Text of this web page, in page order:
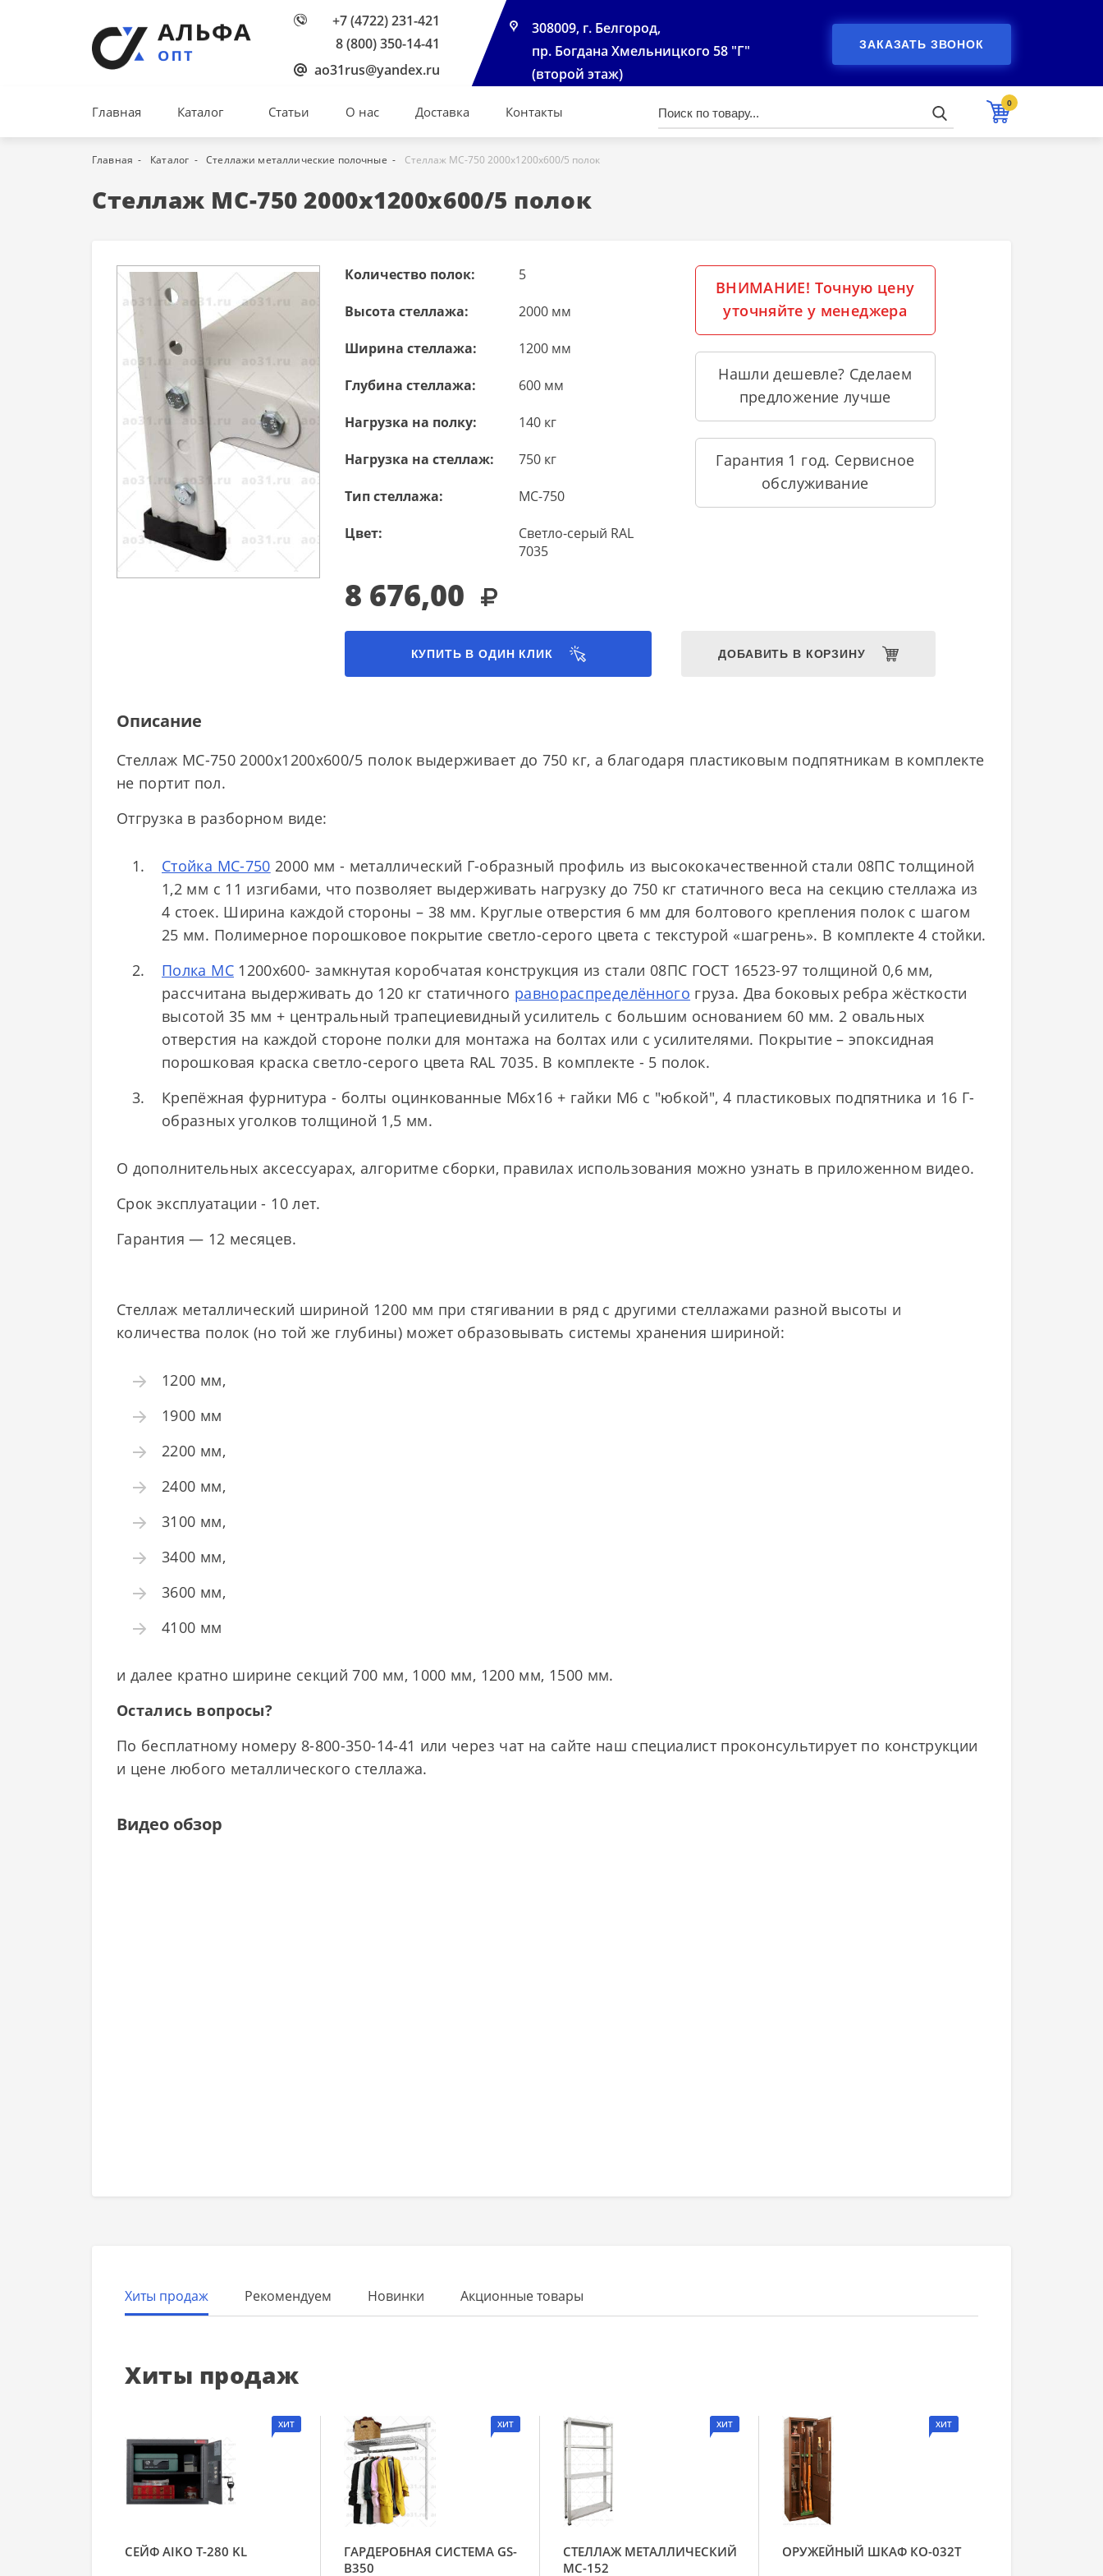
+7 (4722) 231-421
8 (800) 350-14-41
ao31rus@yandex.ru
308009, г. Белгород,
пр. Богдана Хмельницкого 58 "Г"
(второй этаж)
ЗАКАЗАТЬ ЗВОНОК
Главная Каталог Статьи О нас Доставка Контакты
0
Главная Каталог Стеллажи металлические полочные Стеллаж МС-750 2000х1200х600/5 полок
Стеллаж МС-750 2000х1200х600/5 полок
Количество полок: 5
Высота стеллажа: 2000 мм
Ширина стеллажа: 1200 мм
Глубина стеллажа: 600 мм
Нагрузка на полку: 140 кг
Нагрузка на стеллаж: 750 кг
Тип стеллажа: МС-750
Цвет:
Светло-серый RAL
7035
8 676,00
ВНИМАНИЕ! Точную цену
уточняйте у менеджера
Нашли дешевле? Сделаем
предложение лучше
Гарантия 1 год. Сервисное
обслуживание
КУПИТЬ В ОДИН КЛИК ДОБАВИТЬ В КОРЗИНУ
Описание
Стеллаж МС-750 2000х1200х600/5 полок выдерживает до 750 кг, а благодаря пластиковым подпятникам в комплекте
не портит пол.
Отгрузка в разборном виде:
Стойка МС-750 2000 мм - металлический Г-образный профиль из высококачественной стали 08ПС толщиной
1,2 мм с 11 изгибами, что позволяет выдерживать нагрузку до 750 кг статичного веса на секцию стеллажа из
4 стоек. Ширина каждой стороны – 38 мм. Круглые отверстия 6 мм для болтового крепления полок с шагом
25 мм. Полимерное порошковое покрытие светло-серого цвета с текстурой «шагрень». В комплекте 4 стойки.
Полка МС1200х600- замкнутая коробчатая конструкция из стали 08ПС ГОСТ 16523-97 толщиной 0,6 мм,
рассчитана выдерживать до 120 кг статичного равнораспределённого груза. Два боковых ребра жёсткости
высотой 35 мм + центральный трапециевидный усилитель с большим основанием 60 мм. 2 овальных
отверстия на каждой стороне полки для монтажа на болтах или с усилителями. Покрытие – эпоксидная
порошковая краска светло-серого цвета RAL 7035. В комплекте - 5 полок.
Крепёжная фурнитура - болты оцинкованные М6х16 + гайки М6 с "юбкой", 4 пластиковых подпятника и 16 Г-
образных уголков толщиной 1,5 мм.
О дополнительных аксессуарах, алгоритме сборки, правилах использования можно узнать в приложенном видео.
Срок эксплуатации - 10 лет.
Гарантия — 12 месяцев.
Стеллаж металлический шириной 1200 мм при стягивании в ряд с другими стеллажами разной высоты и
количества полок (но той же глубины) может образовывать системы хранения шириной:
1200 мм,
1900 мм
2200 мм,
2400 мм,
3100 мм,
3400 мм,
3600 мм,
4100 мм
и далее кратно ширине секций 700 мм, 1000 мм, 1200 мм, 1500 мм.
Остались вопросы?
По бесплатному номеру 8-800-350-14-41 или через чат на сайте наш специалист проконсультирует по конструкции
и цене любого металлического стеллажа.
Видео обзор
Хиты продаж Рекомендуем Новинки Акционные товары
Хиты продаж
ХИТ
СЕЙФ AIKO Т-280 KL
ХИТ
ГАРДЕРОБНАЯ СИСТЕМА GS-
В350
ХИТ
СТЕЛЛАЖ МЕТАЛЛИЧЕСКИЙ
МС-152
ХИТ
ОРУЖЕЙНЫЙ ШКАФ КО-032Т